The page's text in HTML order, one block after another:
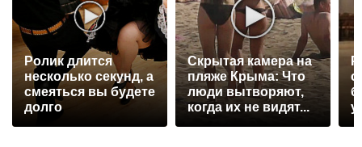
Ролик длится
несколько секунд, а
смеяться вы будете
долго
Скрытая камера на
пляже Крыма: Что
люди вытворяют,
когда их не видят...